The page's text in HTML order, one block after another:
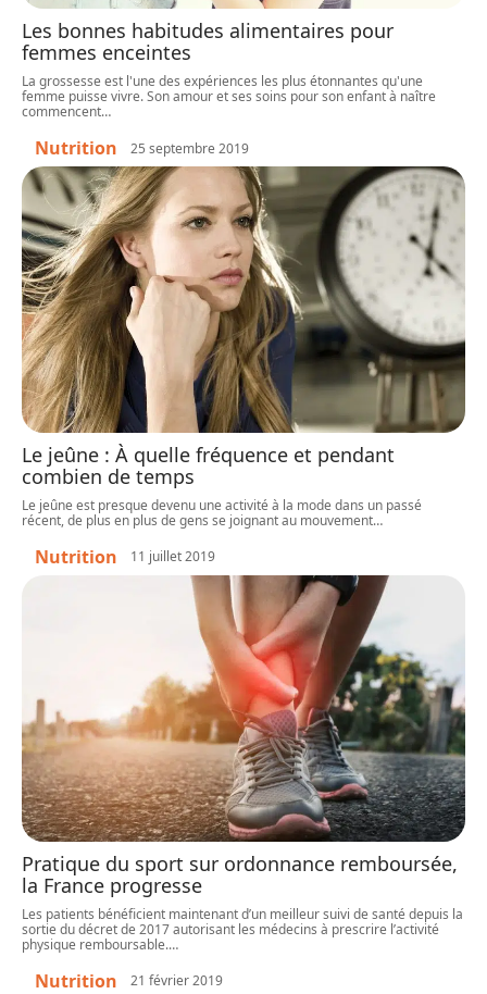
Les bonnes habitudes alimentaires pour
femmes enceintes
La grossesse est l'une des expériences les plus étonnantes qu'une
femme puisse vivre. Son amour et ses soins pour son enfant à naître
commencent…
Nutrition 25 septembre 2019
Le jeûne : À quelle fréquence et pendant
combien de temps
Le jeûne est presque devenu une activité à la mode dans un passé
récent, de plus en plus de gens se joignant au mouvement…
Nutrition 11 juillet 2019
Pratique du sport sur ordonnance remboursée,
la France progresse
Les patients bénéficient maintenant d’un meilleur suivi de santé depuis la
sortie du décret de 2017 autorisant les médecins à prescrire l’activité
physique remboursable.…
Nutrition 21 février 2019